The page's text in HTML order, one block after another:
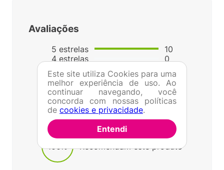
Avaliações
5 estrelas
4estrelas
3
estrelas
2estrelas
1estrelas
10
0
0
0
5.0
10avaliações
100% Recomendam este produto
Este site utiliza Cookies para uma
melhor experiência de uso. Ao
continuar navegando, você
concorda com nossas políticas
de cookies e privacidade.
Entendi